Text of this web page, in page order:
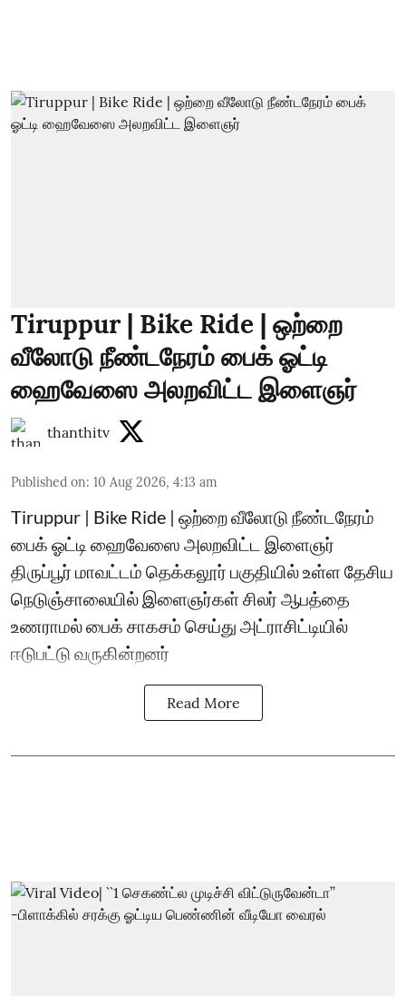
Tiruppur | Bike Ride | ஒற்றை
வீலோடு நீண்டநேரம் பைக் ஓட்டி
ஹைவேஸை அலறவிட்ட இளைஞர்
thanthitv
Published on: 10 Aug 2026, 4:13 am
Tiruppur | Bike Ride | ஒற்றை வீலோடு நீண்டநேரம்
பைக் ஓட்டி ஹைவேஸை அலறவிட்ட இளைஞர்
திருப்பூர் மாவட்டம் தெக்கலூர் பகுதியில் உள்ள தேசிய
நெடுஞ்சாலையில் இளைஞர்கள் சிலர் ஆபத்தை
உணராமல் பைக் சாகசம் செய்து அட்ராசிட்டியில்
ஈடுபட்டு வருகின்றனர்
Read More